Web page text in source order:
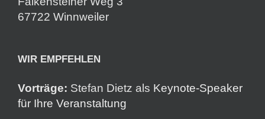
67722 Winnweiler
WIR EMPFEHLEN
Vorträge: Stefan Dietz als Keynote-Speaker
für Ihre Veranstaltung